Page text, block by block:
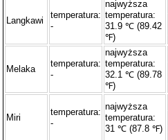
Langkawi
temperatura:
-
najwyższa
temperatura:
31.9 ℃ (89.42
℉)
Melaka
temperatura:
-
najwyższa
temperatura:
32.1 ℃ (89.78
℉)
Miri
temperatura:
-
najwyższa
temperatura:
31 ℃ (87.8 ℉)